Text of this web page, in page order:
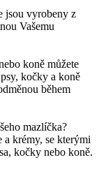
jsou vyrobeny z
Vašemu
koně můžete
kočky a koně
během
mazlíčka?
krémy, se kterými
kočky nebo koně.